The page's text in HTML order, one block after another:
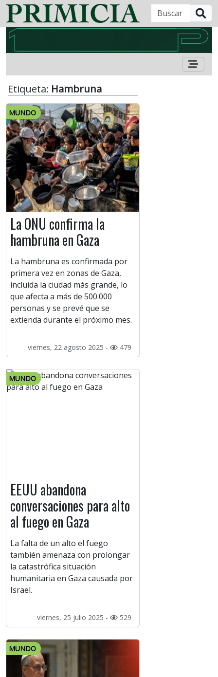
Etiqueta: Hambruna
MUNDO
La ONU confirma la
hambruna en Gaza
La hambruna es confirmada por
primera vez en zonas de Gaza,
incluida la ciudad más grande, lo
que afecta a más de 500.000
personas y se prevé que se
extienda durante el próximo mes.
viernes, 22 agosto 2025 - 479
MUNDO
EEUU abandona
conversaciones para alto
al fuego en Gaza
La falta de un alto el fuego
también amenaza con prolongar
la catastrófica situación
humanitaria en Gaza causada por
Israel.
viernes, 25 julio 2025 - 529
MUNDO